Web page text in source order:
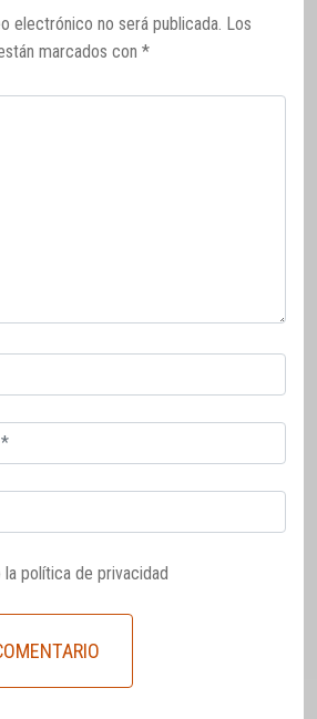
electrónico no será publicada. Los
marcados con *
la política de privacidad